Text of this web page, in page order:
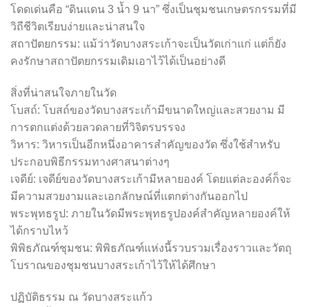
โดดเด่นคือ “ดินแดน 3 น้ำ 9 นา” ซึ่งเป็นชุมชนเกษตรกรรมที่มี
วิถีชีวิตเรียบง่ายและน่าสนใจ
สถาปัตยกรรม: แม้ว่าวัดบางสระเก้าจะเป็นวัดเก่าแก่ แต่ก็ยัง
คงรักษาสถาปัตยกรรมเดิมเอาไว้ได้เป็นอย่างดี
สิ่งที่น่าสนใจภายในวัด
โบสถ์: โบสถ์ของวัดบางสระเก้ามีขนาดใหญ่และสวยงาม มี
การตกแต่งด้วยลวดลายที่วิจิตรบรรจง
วิหาร: วิหารเป็นอีกหนึ่งอาคารสำคัญของวัด ซึ่งใช้สำหรับ
ประกอบพิธีกรรมทางศาสนาต่างๆ
เจดีย์: เจดีย์ของวัดบางสระเก้ามีหลายองค์ โดยแต่ละองค์ก็จะ
มีความสวยงามและเอกลักษณ์ที่แตกต่างกันออกไป
พระพุทธรูป: ภายในวัดมีพระพุทธรูปองค์สำคัญหลายองค์ให้
ได้กราบไหว้
พิพิธภัณฑ์ชุมชน: พิพิธภัณฑ์แห่งนี้รวบรวมเรื่องราวและวัตถุ
โบราณของชุมชนบางสระเก้าไว้ให้ได้ศึกษา
ปฏิบัติธรรม ณ วัดบางสระแก้ว